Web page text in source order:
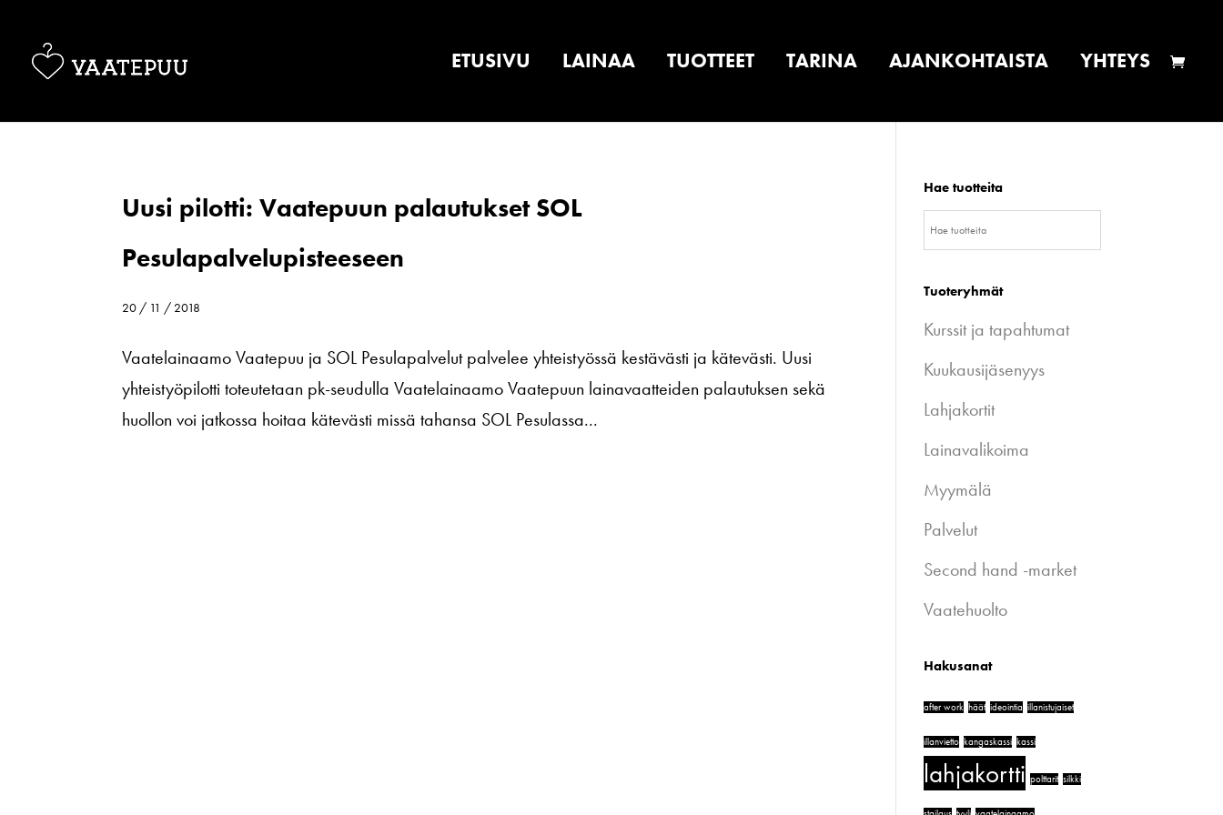
ETUSIVU LAINAA TUOTTEET TARINA AJANKOHTAISTA YHTEYS
Uusi pilotti: Vaatepuun palautukset SOL
Pesulapalvelupisteeseen
20 / 11 / 2018
Vaatelainaamo Vaatepuu ja SOL Pesulapalvelut palvelee yhteistyössä kestävästi ja kätevästi. Uusi
yhteistyöpilotti toteutetaan pk-seudulla Vaatelainaamo Vaatepuun lainavaatteiden palautuksen sekä
huollon voi jatkossa hoitaa kätevästi missä tahansa SOL Pesulassa...
Hae tuotteita
Tuoteryhmät
Kurssit ja tapahtumat
Kuukausijäsenyys
Lahjakortit
Lainavalikoima
Myymälä
Palvelut
Second hand -market
Vaatehuolto
Hakusanat
after work häät ideointia illanistujaiset
illanvietto kangaskassi kassi
lahjakortti polttarit silkki